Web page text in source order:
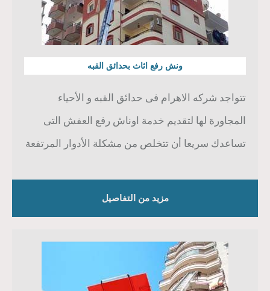
ونش رفع اثاث بحدائق القبه
تتواجد شركه الاهرام فى حدائق القبه و الأحياء
المجاورة لها لتقديم خدمة اوناش رفع العفش التى
تساعدك سريعا أن تتخلص من مشكلة الأدوار المرتفعة
مزيد من التفاصيل